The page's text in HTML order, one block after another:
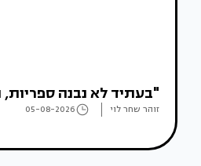
"בעתיד לא נבנה ספריות,
זוהר שחר לוי 05-08-2026